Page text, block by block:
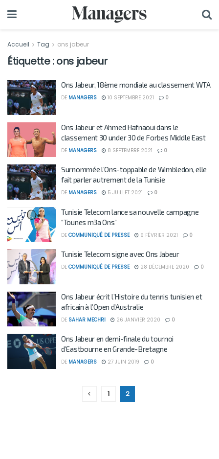
Accueil Tag ons jabeur
Étiquette :ons jabeur
Ons Jabeur, 18ème mondiale au classement WTA
DE MANAGERS 10 SEPTEMBRE 2021 0
Ons Jabeur et Ahmed Hafnaoui dans le
classement 30 under 30 de Forbes Middle East
DE MANAGERS 8 SEPTEMBRE 2021 0
Surnommée l’Ons-toppable de Wimbledon, elle
fait parler autrement de la Tunisie
DE MANAGERS 5 JUILLET 2021 0
Tunisie Telecom lance sa nouvelle campagne
“Tounes m3a Ons”
DE COMMUNIQUÉ DE PRESSE 9 FÉVRIER 2021 0
Tunisie Telecom signe avec Ons Jabeur
DE COMMUNIQUÉ DE PRESSE 28 DÉCEMBRE 2020 0
Ons Jabeur écrit l’Histoire du tennis tunisien et
africain à l’Open d’Australie
DE SAHAR MECHRI 26 JANVIER 2020 0
Ons Jabeur en demi-finale du tournoi
d’Eastbourne en Grande-Bretagne
DE MANAGERS 27 JUIN 2019 0
1 2